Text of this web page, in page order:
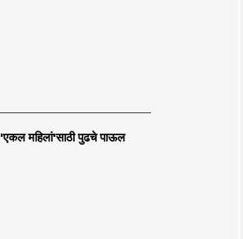
'एकल महिलां'साठी पुढचे पाऊल